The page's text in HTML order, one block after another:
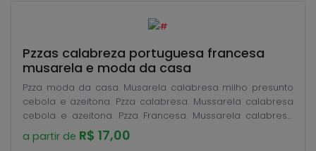
Pzzas calabreza portuguesa francesa
musarela e moda da casa
Pzza moda da casa. Musarela calabresa milho presunto
cebola e azeitona. Pzza calabresa. Mussarela calabresa
cebola e azeitona. Pzza Francesa. Mussarela calabresa
cebola ervilhas e azeitonas Pzza portuguesa. Mussarela
presunto ovos ervilhas cebolas e azeitona
a partir de R$ 17,00